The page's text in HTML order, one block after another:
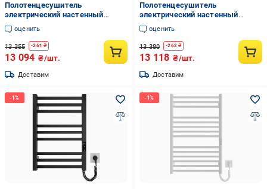
Полотенцесушитель
электрический настенный
HYGGE FAMILY York 1170х530х80
мм Белый (35111349)
оценить
13 355 -261 ₴
13 094 ₴/шт.
Доставим
Полотенцесушитель
электрический настенный
HYGGE FAMILY London
1170х530х80 мм Белый
(35111379)
оценить
13 380 -262₴
13 118 ₴/шт.
Доставим